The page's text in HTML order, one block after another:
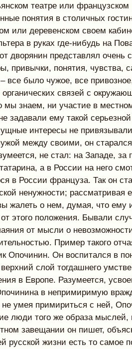
театре или французском
понятия в столичных
или деревенском своем
в руках где-нибудь на
дворянин представлял очень
привычки, понятия, чувства,
все было чужое, все
связей с
мы знаем, ни участие в
задавали ему такой
интересы не привязывали
между своими, он
не стал: на Западе, за
а в России на него
в России француза. Так он
ненужности; рассматривая
жалеть о нем, думая, что ему
этого положения. Бывали
от мысли о
Пример такого
Опочинин. Он воспитался в
слой тогдашнего
в Европе. Разумеется,
в непримиримую
не умея примириться с ней,
люди того же образа мыслей,
завещании он пишет,
русской жизни есть то самое